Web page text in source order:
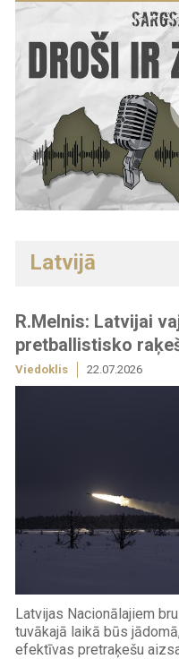
Latvijā
R.Melnis: Latvijai
pretballistisko
Viedoklis 22.07.2026
Latvijas Nacionālajiem
tuvākajā laikā būs
efektīvas pretraķešu